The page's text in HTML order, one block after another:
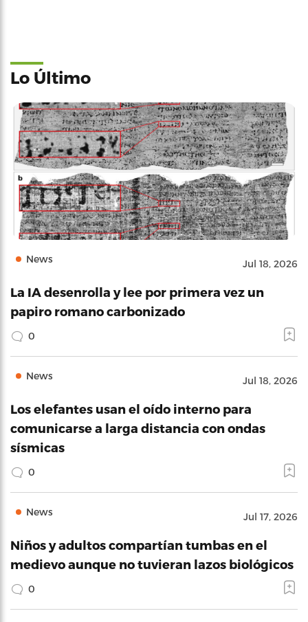
Lo Último
News Jul 18, 2026
La IA desenrolla y lee por primera vez un
papiro romano carbonizado
0
News Jul 18, 2026
Los elefantes usan el oído interno para
comunicarse a larga distancia con ondas
sísmicas
0
News Jul 17, 2026
Niños y adultos compartían tumbas en el
medievo aunque no tuvieran lazos biológicos
0